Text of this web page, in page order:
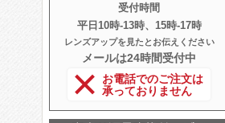
受付時間
平日10時‐13時、15時‐17時
レンズアップを見たとお伝えください
メールは24時間受付中
お電話でのご注文は
承っておりません